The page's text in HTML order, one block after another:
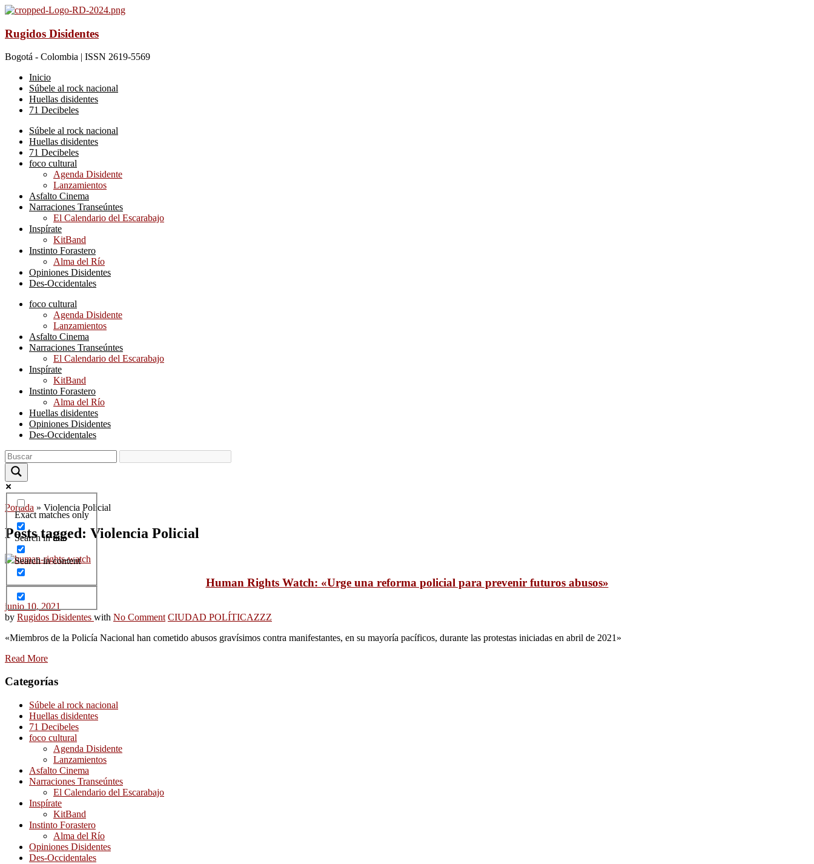
Rugidos Disidentes
Bogotá - Colombia | ISSN 2619-5569
Inicio
Súbele al rock nacional
Huellas disidentes
71 Decibeles
Súbele al rock nacional
Huellas disidentes
71 Decibeles
foco cultural
Agenda Disidente
Lanzamientos
Asfalto Cinema
Narraciones Transeúntes
El Calendario del Escarabajo
Inspírate
KitBand
Instinto Forastero
Alma del Río
Opiniones Disidentes
Des-Occidentales
foco cultural
Agenda Disidente
Lanzamientos
Asfalto Cinema
Narraciones Transeúntes
El Calendario del Escarabajo
Inspírate
KitBand
Instinto Forastero
Alma del Río
Huellas disidentes
Opiniones Disidentes
Des-Occidentales
Exact matches only
Search in title
Search in content
Portada » Violencia Policial
Posts tagged: Violencia Policial
Human Rights Watch: «Urge una reforma policial para prevenir futuros abusos»
junio 10, 2021
by Rugidos Disidentes with No Comment CIUDAD POLÍTICAZZZ
«Miembros de la Policía Nacional han cometido abusos gravísimos contra manifestantes, en su mayoría pacíficos, durante las protestas iniciadas en abril de 2021»
Read More
Categorías
Súbele al rock nacional
Huellas disidentes
71 Decibeles
foco cultural
Agenda Disidente
Lanzamientos
Asfalto Cinema
Narraciones Transeúntes
El Calendario del Escarabajo
Inspírate
KitBand
Instinto Forastero
Alma del Río
Opiniones Disidentes
Des-Occidentales